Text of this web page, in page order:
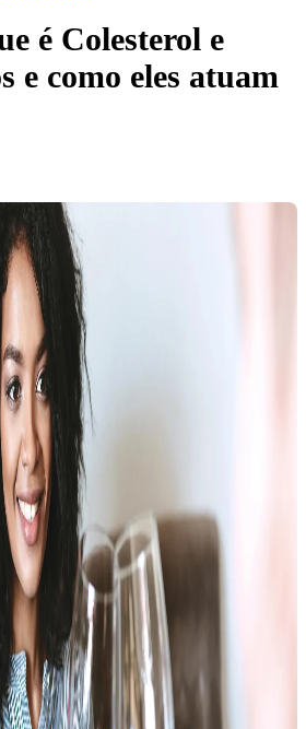
é Colesterol e
e como eles atuam